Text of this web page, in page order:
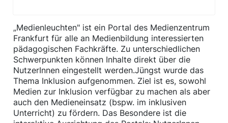
„Medienleuchten" ist ein Portal des Medienzentrum
Frankfurt für alle an Medienbildung interessierten
pädagogischen Fachkräfte. Zu unterschiedlichen
Schwerpunkten können Inhalte direkt über die
NutzerInnen eingestellt werden.Jüngst wurde das
Thema Inklusion aufgenommen. Ziel ist es, sowohl
Medien zur Inklusion verfügbar zu machen als aber
auch den Medieneinsatz (bspw. im inklusiven
Unterricht) zu fördern. Das Besondere ist die